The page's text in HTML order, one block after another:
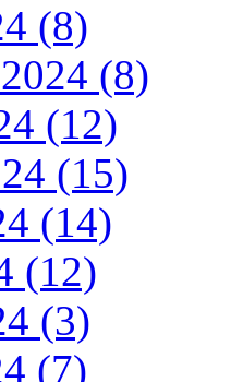
(8)
(8)
(12)
(15)
(14)
(12)
(3)
(7)